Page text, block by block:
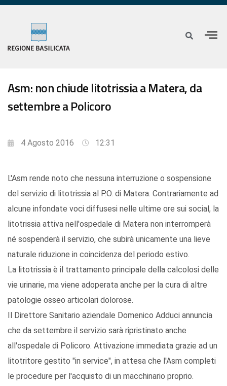
Asm: non chiude litotrissia a Matera, da
settembre a Policoro
4 Agosto 2016 12:31
L'Asm rende noto che nessuna interruzione o sospensione
del servizio di litotrissia al P.O. di Matera. Contrariamente ad
alcune infondate voci diffusesi nelle ultime ore sui social, la
litotrissia attiva nell'ospedale di Matera non interromperà
né sospenderà il servizio, che subirà unicamente una lieve
naturale riduzione in coincidenza del periodo estivo.
La litotrissia è il trattamento principale della calcolosi delle
vie urinarie, ma viene adoperata anche per la cura di altre
patologie osseo articolari dolorose.
Il Direttore Sanitario aziendale Domenico Adduci annuncia
che da settembre il servizio sarà ripristinato anche
all'ospedale di Policoro. Attivazione immediata grazie ad un
litotritore gestito "in service", in attesa che l'Asm completi
le procedure per l'acquisto di un macchinario proprio.